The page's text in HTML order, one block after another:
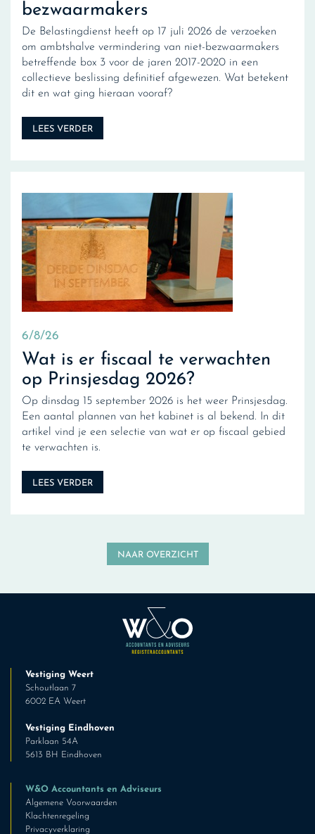
bezwaarmakers
De Belastingdienst heeft op 17 juli 2026 de verzoeken
om ambtshalve vermindering van niet-bezwaarmakers
betreffende box 3 voor de jaren 2017-2020 in een
collectieve beslissing definitief afgewezen. Wat betekent
dit en wat ging hieraan vooraf?
LEES VERDER
6/8/26
Wat is er fiscaal te verwachten
op Prinsjesdag 2026?
Op dinsdag 15 september 2026 is het weer Prinsjesdag.
Een aantal plannen van het kabinet is al bekend. In dit
artikel vind je een selectie van wat er op fiscaal gebied
te verwachten is.
LEES VERDER
NAAR OVERZICHT
Vestiging Weert
Schoutlaan 7
6002 EA Weert
Vestiging Eindhoven
Parklaan 54A
5613 BH Eindhoven
W&O Accountants en Adviseurs
Algemene Voorwaarden
Klachtenregeling
Privacyverklaring